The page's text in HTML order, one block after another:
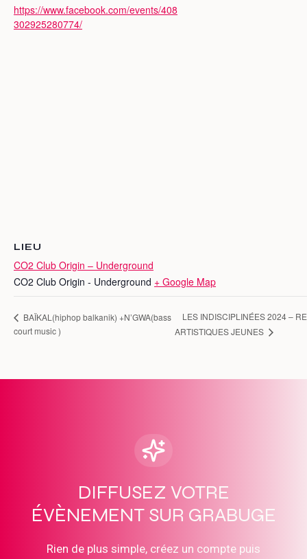
https://www.facebook.com/events/408
302925280774/
LIEU
CO2 Club Origin – Underground
CO2 Club Origin - Underground + Google Map
BAÏKAL(hiphop balkanik) +N’GWA(bass
court music )
LES INDISCIPLINÉES 2024 –
ARTISTIQUES JEUNES
DIFFUSEZ VOTRE
ÉVÈNEMENT SUR GRABUGE
Rien de plus simple, créez un compte puis